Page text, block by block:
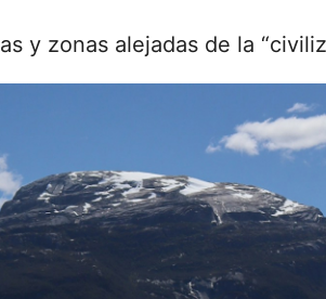
y zonas alejadas de la